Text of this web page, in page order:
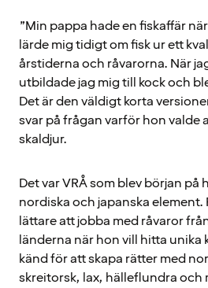
”Min pappa hade en fiskaffär
lärde mig tidigt om fisk ur ett
årstiderna och råvarorna. När
utbildade jag mig till kock och
Det är den väldigt korta
svar på frågan varför hon valde
skaldjur.
Det var VRÅ som blev början på
nordiska och japanska element.
lättare att jobba med råvaror
länderna när hon vill hitta unika
känd för att skapa rätter med
skreitorsk, lax, hälleflundra och